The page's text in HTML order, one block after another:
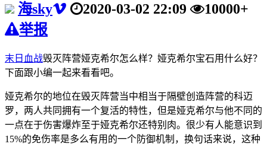
海sky 2020-03-02 22:09
10000+
举报
末日血战毁灭阵营娅克希尔怎么样？娅克希尔宝石用什么好？
下面跟小编一起来看看吧。
娅克希尔的地位在毁灭阵营当中相当于隔壁创造阵营的科迈
罗，两人共同拥有一个复活的特性，但是娅克希尔与他不同的
一点在于伤害爆炸至于娅克希尔还特别肉。很少有人能意识到
15%的免伤率是多么有用的一个防御机制，换句话来说，这种